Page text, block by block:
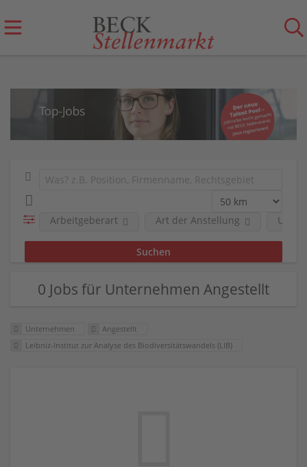
Arbeitgeberart Art der Anstellung
0 Jobs für Unternehmen Angestellt
Unternehmen
Angestellt
Leibniz-Institut zur Analyse des Biodiversitäts­wandels (LIB)